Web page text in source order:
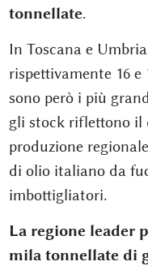
tonnellate.
In Toscana e
rispettivamente 16
sono però i più
gli stock riflettono
produzione
di olio italiano da
imbottigliatori.
La regione leader
mila tonnellate di